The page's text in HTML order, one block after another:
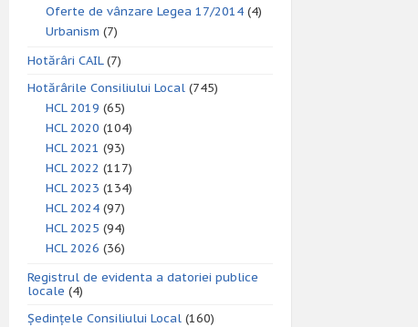
Oferte de vânzare Legea 17/2014 (4)
Urbanism (7)
Hotărâri CAIL(7)
Hotărârile Consiliului Local (745)
HCL 2019 (65)
HCL 2020 (104)
HCL 2021 (93)
HCL 2022 (117)
HCL 2023 (134)
HCL 2024 (97)
HCL 2025 (94)
HCL 2026 (36)
Registrul de evidenta a datoriei publice
locale (4)
Ședințele Consiliului Local (160)